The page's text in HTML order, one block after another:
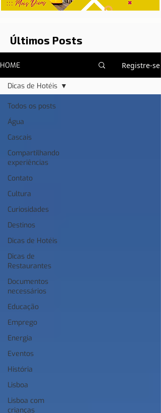
Últimos Posts
HOME Registre-se
Todos os posts
Água
Cascais
Compartilhando
experiências
Contato
Cultura
Curiosidades
Destinos
Dicas de Hotéis
Dicas de
Restaurantes
Documentos
necessários
Educação
Emprego
Energia
Eventos
História
Lisboa
Lisboa com
crianças
Dicas de Hotéis